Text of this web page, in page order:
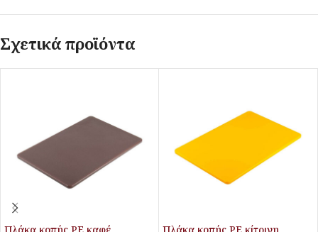
Σχετικά προϊόντα